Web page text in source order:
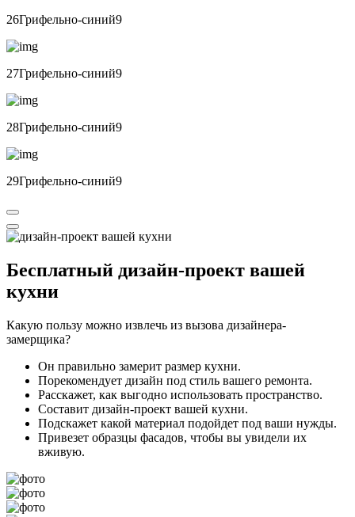
26Грифельно-синий9
27Грифельно-синий9
28Грифельно-синий9
29Грифельно-синий9
Бесплатный дизайн-проект вашей
кухни
Какую пользу можно извлечь из вызова дизайнера-
замерщика?
Он правильно замерит размер кухни.
Порекомендует дизайн под стиль вашего ремонта.
Расскажет, как выгодно использовать пространство.
Составит дизайн-проект вашей кухни.
Подскажет какой материал подойдет под ваши нужды.
Привезет образцы фасадов, чтобы вы увидели их
вживую.